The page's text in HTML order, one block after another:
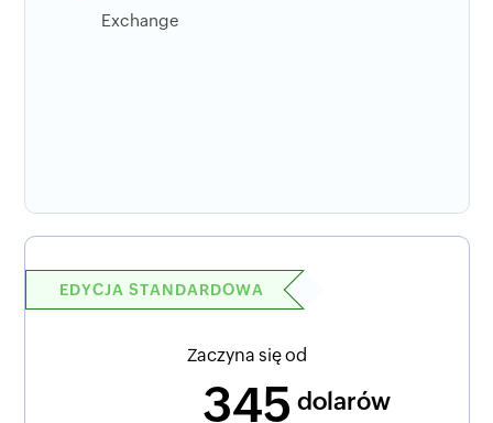
Exchange
EDYCJA STANDARDOWA
Zaczyna się od
345 dolarów